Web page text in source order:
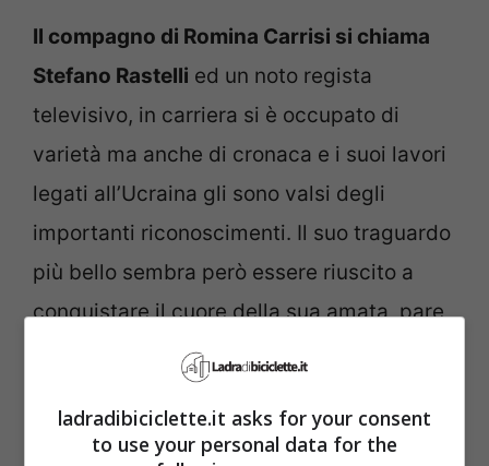
Il compagno di Romina Carrisi si chiama
Stefano Rastelli ed un noto regista
televisivo, in carriera si è occupato di
varietà ma anche di cronaca e i suoi lavori
legati all’Ucraina gli sono valsi degli
importanti riconoscimenti. Il suo traguardo
più bello sembra però essere riuscito a
conquistare il cuore della sua amata, pare
che sia stata proprio la tv a farli incontrare.
ladradibiciclette.it asks for your consent
to use your personal data for the